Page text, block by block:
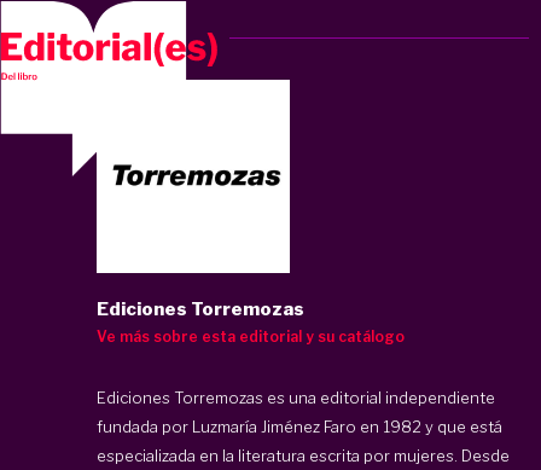
Ediciones Torremozas
Ve más sobre esta editorial y su catálogo
Ediciones Torremozas es una editorial independiente
fundada por Luzmaría Jiménez Faro en 1982 y que está
especializada en la literatura escrita por mujeres. Desde